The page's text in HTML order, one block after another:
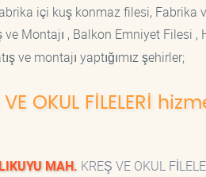
içi kuş konmaz filesi,
ve Montajı , Balkon Emniyet Filesi ,
ve montajı yaptığımız şehirler;
VE OKUL FİLELERİ
MAH. KREŞ VE OKUL